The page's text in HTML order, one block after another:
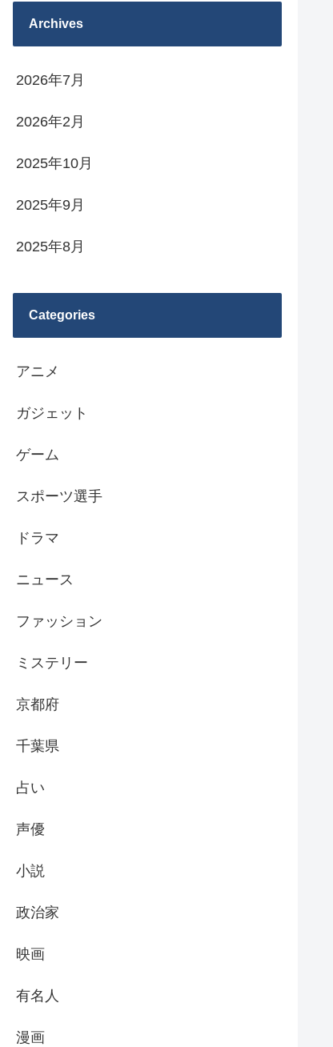
Archives
2026年7月
2026年2月
2025年10月
2025年9月
2025年8月
Categories
アニメ
ガジェット
ゲーム
スポーツ選手
ドラマ
ニュース
ファッション
ミステリー
京都府
千葉県
占い
声優
小説
政治家
映画
有名人
漫画